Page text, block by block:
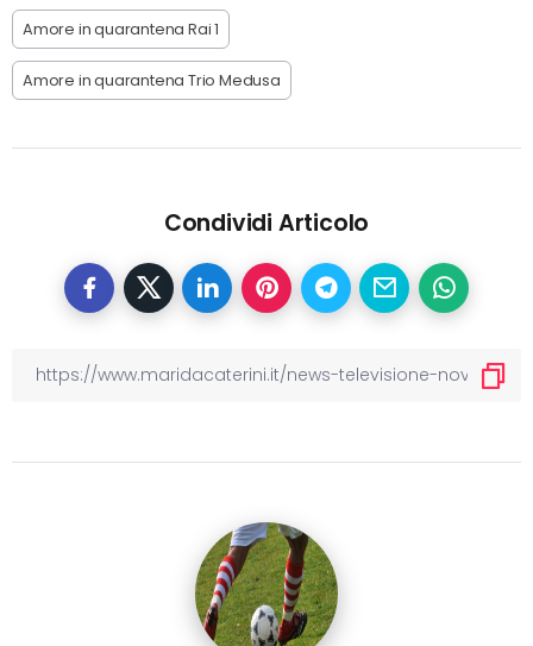
Amore in quarantena Rai 1
Amore in quarantena Trio Medusa
Condividi Articolo